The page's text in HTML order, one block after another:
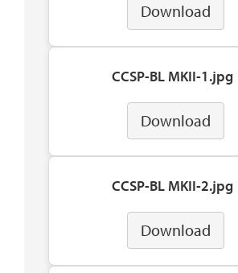
Download
CCSP-BL MKII-1.jpg
Download
CCSP-BL MKII-2.jpg
Download